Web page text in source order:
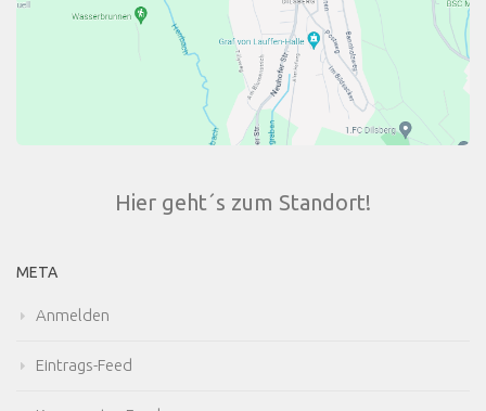
Hier geht´s zum Standort!
META
Anmelden
Eintrags-Feed